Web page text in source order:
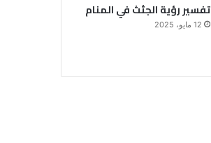
تفسير رؤية الجثث في المنام
12 مايو، 2025